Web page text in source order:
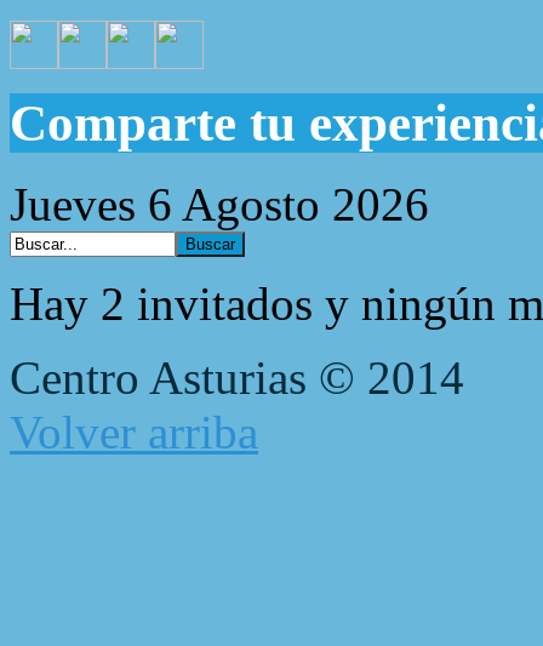
Comparte tu
Jueves 6 Agosto 2026
Hay 2 invitados y ningún
Centro Asturias © 2014
Volver arriba